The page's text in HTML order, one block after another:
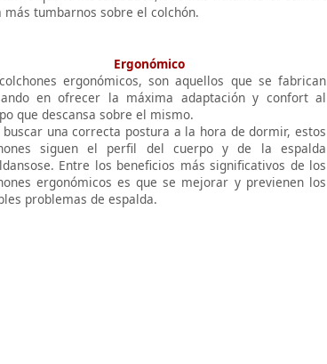
más tumbarnos sobre el colchón.
Ergonómico
ergonómicos, son aquellos que se fabrican
en ofrecer la máxima adaptación y confort al
que descansa sobre el mismo.
buscar una correcta postura a la hora de dormir, estos
siguen el perfil del cuerpo y de la espalda
Entre los beneficios más significativos de los
ergonómicos es que se mejorar y previenen los
problemas de espalda.